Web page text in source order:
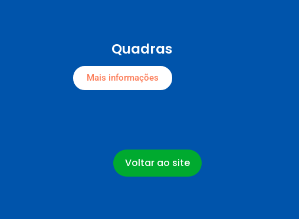
Quadras
Mais informações
Voltar ao site